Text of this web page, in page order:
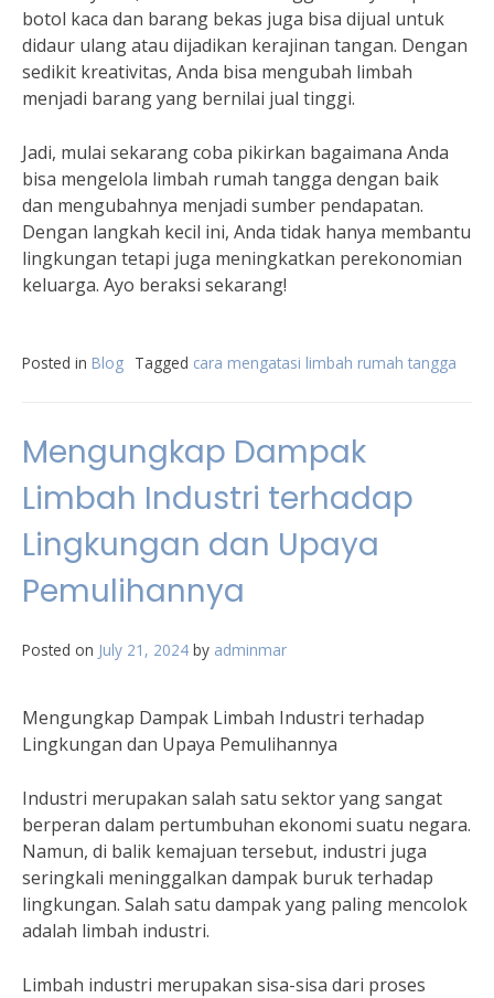
botol kaca dan barang bekas juga bisa dijual untuk
didaur ulang atau dijadikan kerajinan tangan. Dengan
sedikit kreativitas, Anda bisa mengubah limbah
menjadi barang yang bernilai jual tinggi.
Jadi, mulai sekarang coba pikirkan bagaimana Anda
bisa mengelola limbah rumah tangga dengan baik
dan mengubahnya menjadi sumber pendapatan.
Dengan langkah kecil ini, Anda tidak hanya membantu
lingkungan tetapi juga meningkatkan perekonomian
keluarga. Ayo beraksi sekarang!
Posted in Blog Tagged cara mengatasi limbah rumah tangga
Mengungkap Dampak
Limbah Industri terhadap
Lingkungan dan Upaya
Pemulihannya
Posted on July 21, 2024 by adminmar
Mengungkap Dampak Limbah Industri terhadap
Lingkungan dan Upaya Pemulihannya
Industri merupakan salah satu sektor yang sangat
berperan dalam pertumbuhan ekonomi suatu negara.
Namun, di balik kemajuan tersebut, industri juga
seringkali meninggalkan dampak buruk terhadap
lingkungan. Salah satu dampak yang paling mencolok
adalah limbah industri.
Limbah industri merupakan sisa-sisa dari proses